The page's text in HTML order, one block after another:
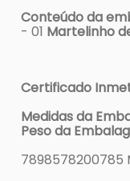
Conteúdo da
- 01 Martelinho
Certificado
Medidas da
Peso da
7898578200785